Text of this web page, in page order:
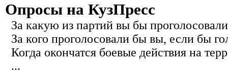
Опросы на КузПресс
За какую из партий вы бы
За кого проголосовали бы вы, если бы
Когда окончатся боевые действия на
...